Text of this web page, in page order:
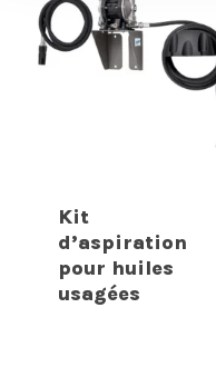
Kit
d’aspiration
pour huiles
usagées